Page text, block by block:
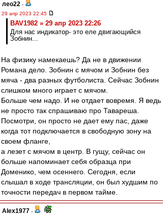
лео22 -
29 апр 2023 22:45
BAV1982 » 29 апр 2023 22:26
Для нас индикатор- это еле двигающийся
Зобнин...
На физику намекаешь? Да не в движении
Романа дело. Зобнин с мячом и Зобнин без
мяча - два разных футболиста. Сейчас Зобнин
слишком много играет с мячом.
Больше чем надо. И не отдает вовремя. Я ведь
не просто так спрашиваю про Тавареша.
Посмотри, он просто не дает ему пас, даже
когда тот подключается в свободную зону на
своем фланге,
а лезет с мячом в центр. В гущу, сейчас он
больше напоминает себя образца при
Доменико, чем осеннего. Сегодня, если
слышал в ходе трансляции, он был худшим по
точности передач в первом тайме.
Alex1977 -